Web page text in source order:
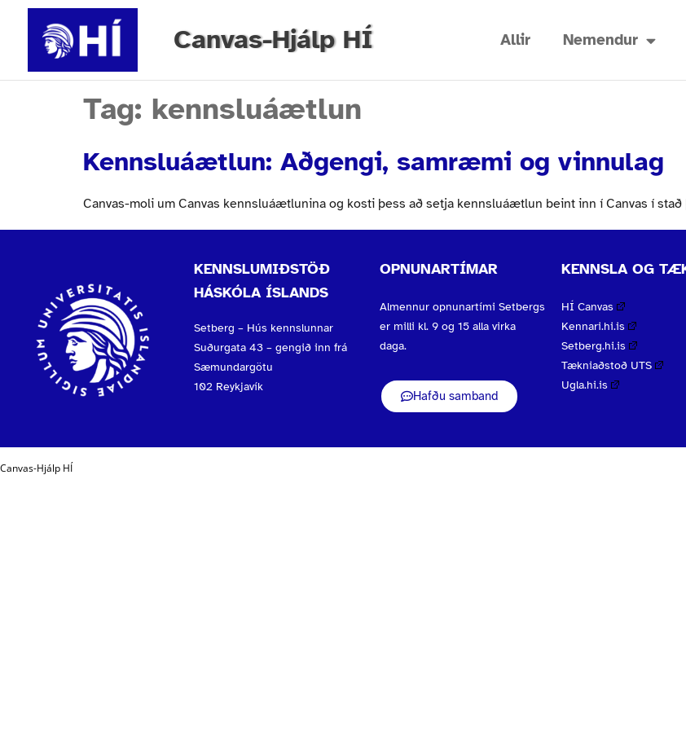
Canvas-Hjálp HÍ Allir Nemendur
Tag: kennsluáætlun
Kennsluáætlun: Aðgengi, samræmi og vinnulag
Canvas-moli um Canvas kennsluáætlunina og kosti þess að setja kennsluáætlun beint inn í Canvas í stað
KENNSLUMIÐSTÖÐ
HÁSKÓLA ÍSLANDS
Setberg – Hús kennslunnar
Suðurgata 43 – gengið inn frá
Sæmundargötu
102 Reykjavík
OPNUNARTÍMAR
Almennur opnunartími Setbergs
er milli kl. 9 og 15 alla virka
daga.
Hafðu samband
KENNSLA OG
HÍ Canvas
Kennari.hi.is
Setberg.hi.is
Tækniaðstoð UTS
Ugla.hi.is
Canvas-Hjálp HÍ